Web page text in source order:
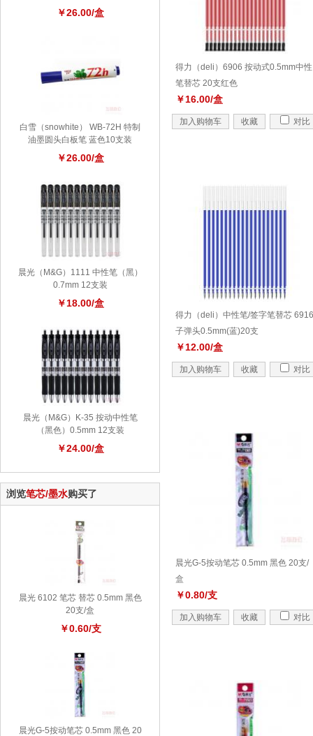
￥26.00/盒
白雪（snowhite） WB-72H 特制
油墨圆头白板笔 蓝色10支装
￥26.00/盒
晨光（M&G）1111 中性笔（黑）
0.7mm 12支装
￥18.00/盒
晨光（M&G）K-35 按动中性笔
（黑色）0.5mm 12支装
￥24.00/盒
浏览笔芯/墨水购买了
晨光 6102 笔芯 替芯 0.5mm 黑色
20支/盒
￥0.60/支
晨光G-5按动笔芯 0.5mm 黑色 20
得力（deli）6906 按动式0.5mm中性
笔替芯 20支红色
￥16.00/盒
加入购物车 收藏 对比
得力（deli）中性笔/签字笔替芯 6916
子弹头0.5mm(蓝)20支
￥12.00/盒
加入购物车 收藏 对比
晨光G-5按动笔芯 0.5mm 黑色 20支/
盒
￥0.80/支
加入购物车 收藏 对比